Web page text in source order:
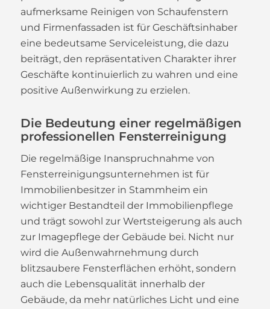
aufmerksame Reinigen von Schaufenstern
und Firmenfassaden ist für Geschäftsinhaber
eine bedeutsame Serviceleistung, die dazu
beiträgt, den repräsentativen Charakter ihrer
Geschäfte kontinuierlich zu wahren und eine
positive Außenwirkung zu erzielen.
Die Bedeutung einer regelmäßigen
professionellen Fensterreinigung
Die regelmäßige Inanspruchnahme von
Fensterreinigungsunternehmen ist für
Immobilienbesitzer in Stammheim ein
wichtiger Bestandteil der Immobilienpflege
und trägt sowohl zur Wertsteigerung als auch
zur Imagepflege der Gebäude bei. Nicht nur
wird die Außenwahrnehmung durch
blitzsaubere Fensterflächen erhöht, sondern
auch die Lebensqualität innerhalb der
Gebäude, da mehr natürliches Licht und eine